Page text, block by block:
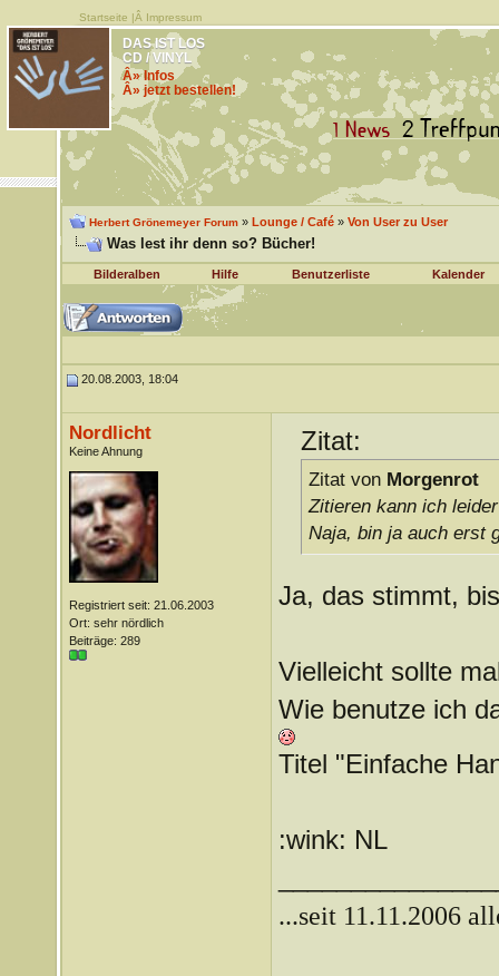
Startseite |Â Impressum
DAS IST LOS
CD / VINYL
Â» Infos
Â» jetzt bestellen!
Herbert Grönemeyer Forum» Lounge / Café» Von User zu User
Was lest ihr denn so? Bücher!
Bilderalben Hilfe Benutzerliste Kalender
20.08.2003, 18:04
Nordlicht
Keine Ahnung
Registriert seit: 21.06.2003
Ort: sehr nördlich
Beiträge: 289
Zitat:
Zitat von Morgenrot
Zitieren kann ich
Naja, bin ja auch erst
Ja, das stimmt,
Vielleicht sollte
Wie benutze ich
Titel "Einfache
:wink: NL
...seit 11.11.2006